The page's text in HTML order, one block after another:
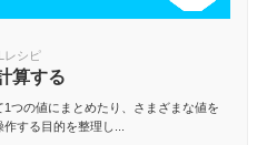
レシピ
算する
つの値にまとめたり、さまざまな値を
する目的を整理し...